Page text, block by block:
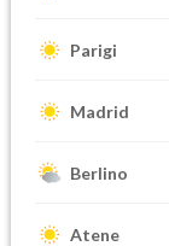
Parigi
Madrid
Berlino
Atene